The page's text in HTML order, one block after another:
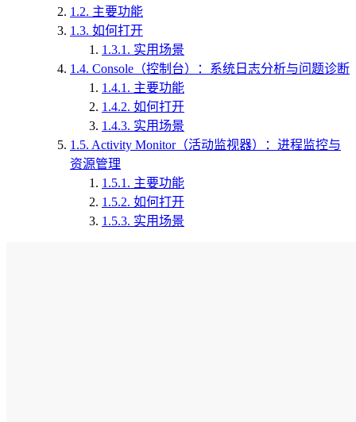
1.2. 主要功能
1.3. 如何打开
1.3.1. 实用场景
1.4. Console（控制台）：系统日志分析与问题诊断
1.4.1. 主要功能
1.4.2. 如何打开
1.4.3. 实用场景
1.5. Activity Monitor（活动监视器）：进程监控与
资源管理
1.5.1. 主要功能
1.5.2. 如何打开
1.5.3. 实用场景